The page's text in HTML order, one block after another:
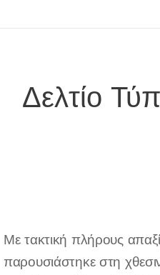
Δελτίο
Με τακτική πλήρους
παρουσιάστηκε στη